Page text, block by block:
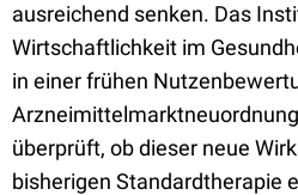
ausreichend senken. Das
Wirtschaftlichkeit im
in einer frühen
überprüft, ob dieser neue
bisherigen Standardtherapie